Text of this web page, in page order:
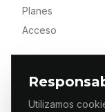
Utilizamos
Planes
Acceso